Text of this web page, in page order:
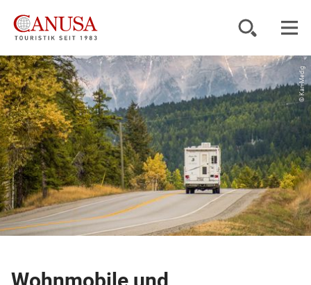
Reiseziele
Reisearten
Inspiration
Service
© Kari Medig